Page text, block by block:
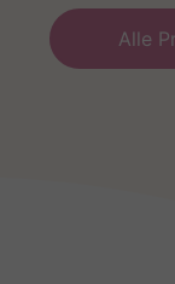
Alle